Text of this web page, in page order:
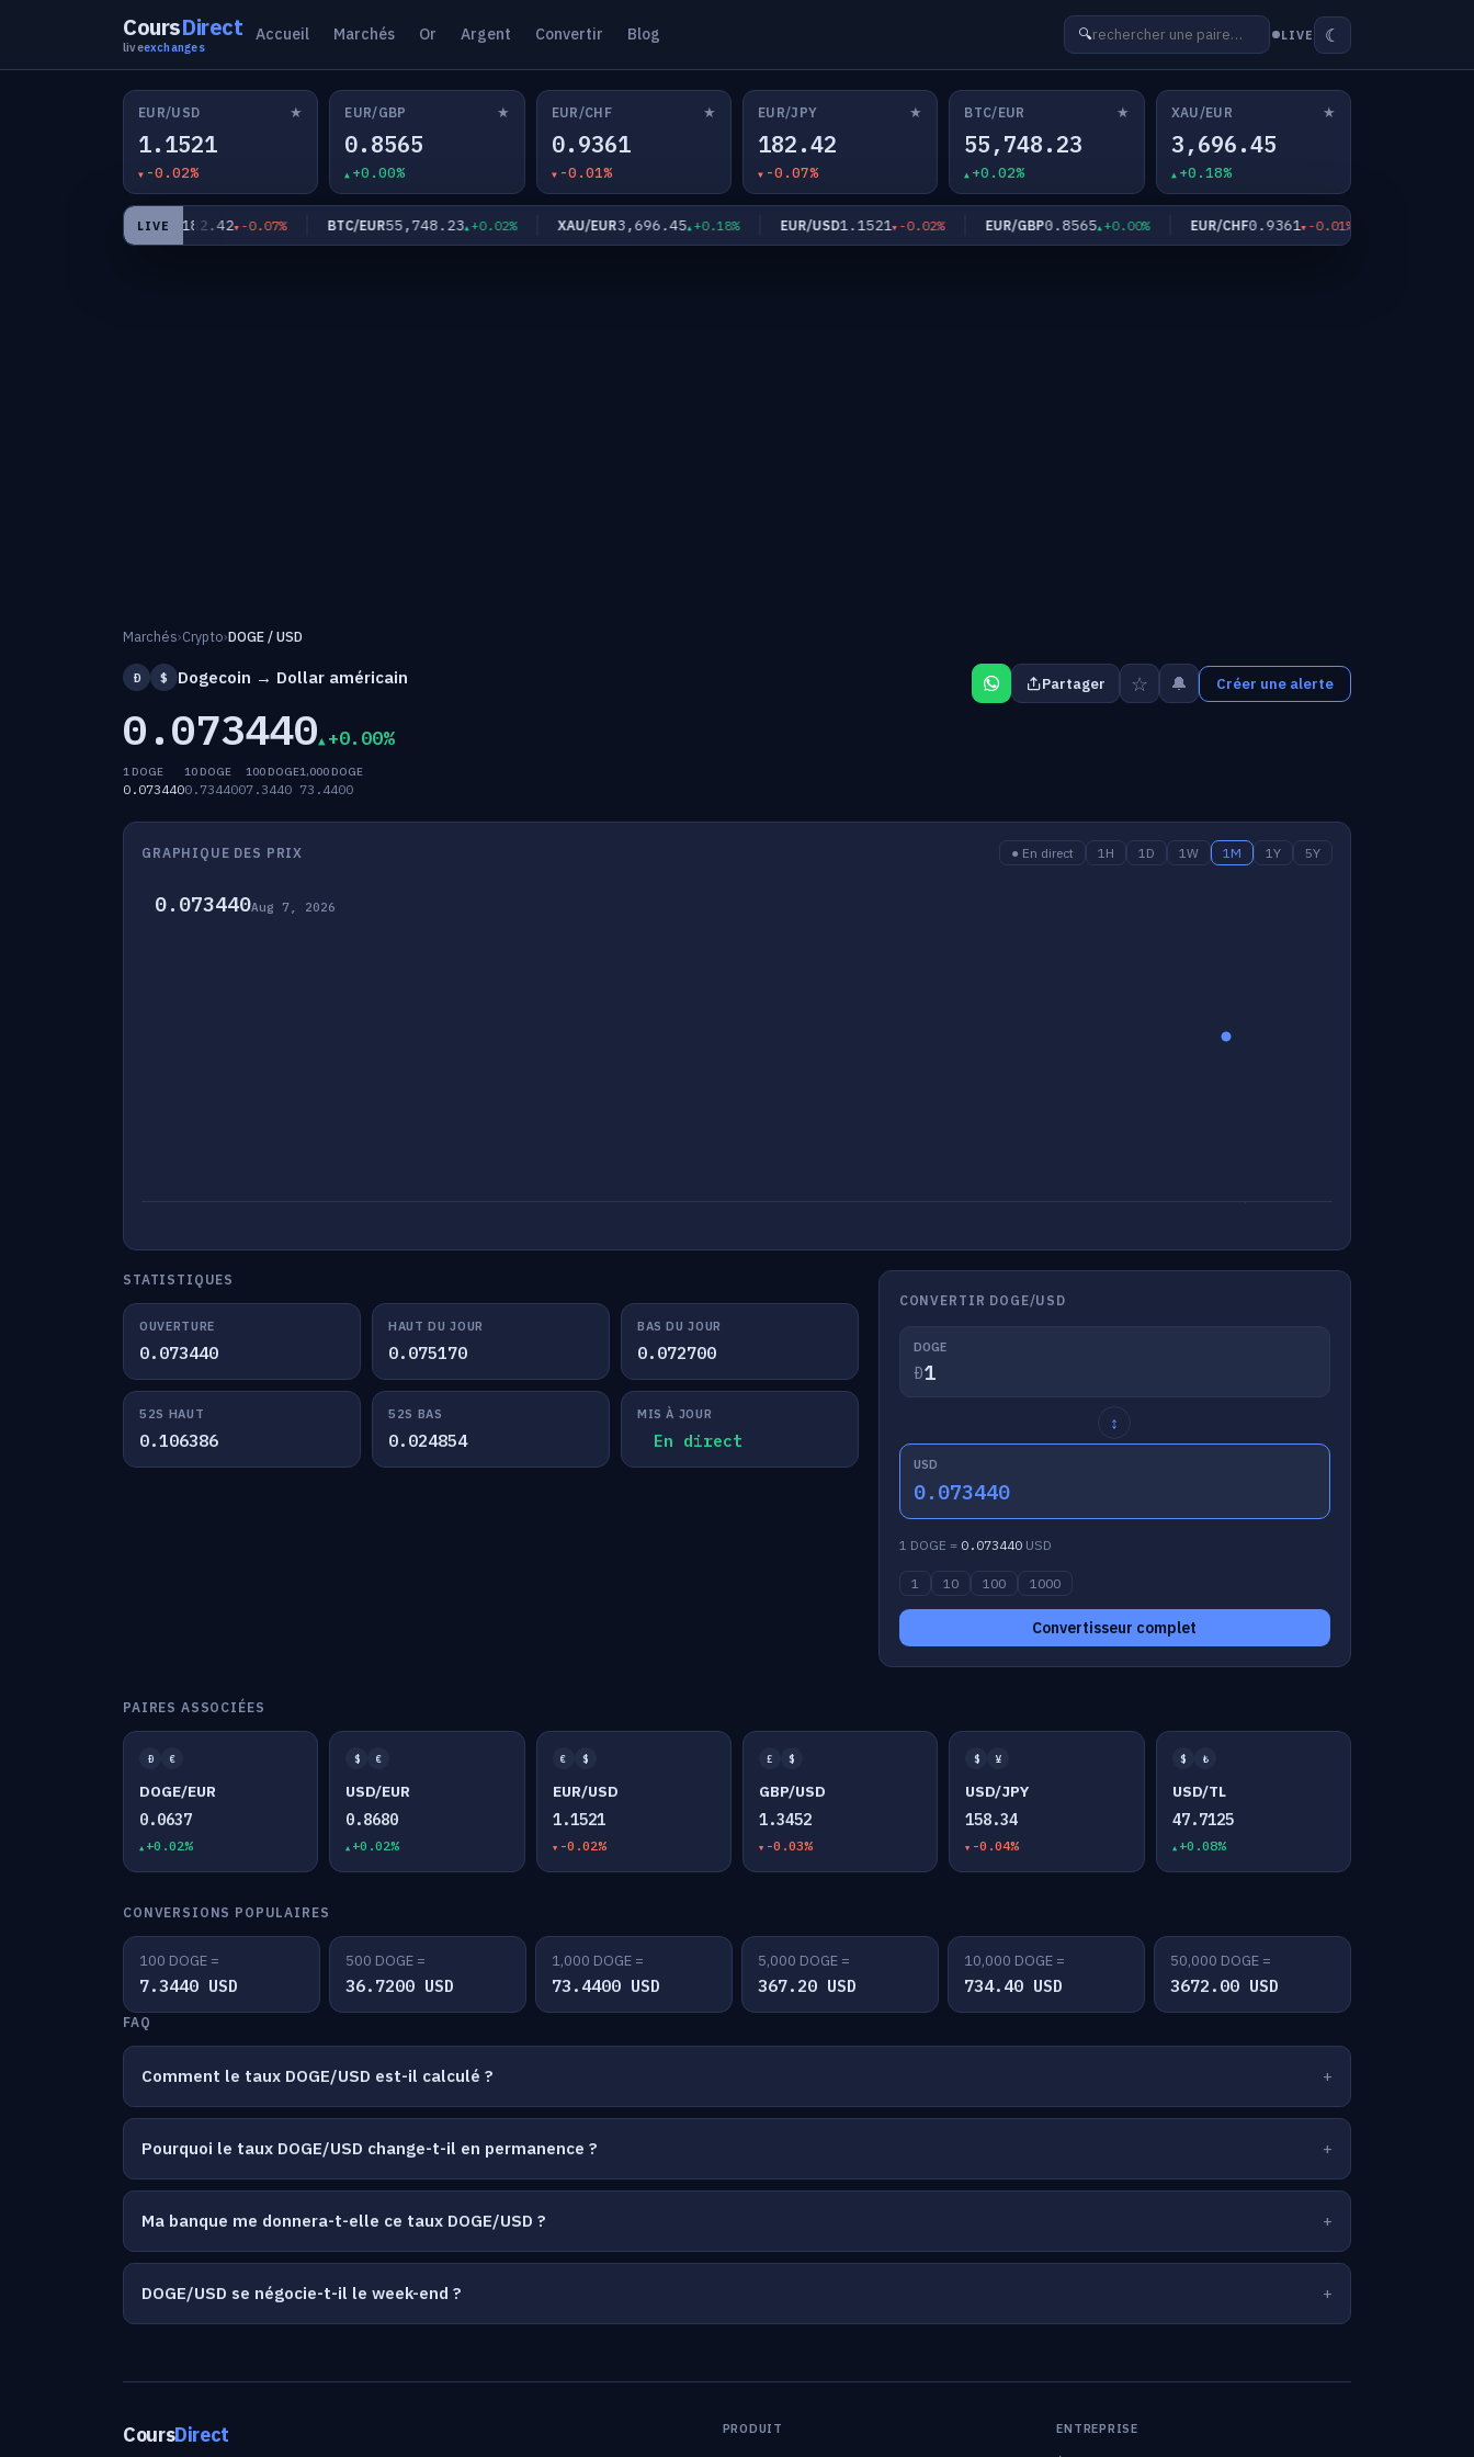
CoursDirect
liveexchanges
Accueil Marchés Or Argent Convertir Blog 🔍 LIVE ☾
EUR/USD ★
1.1521
-0.02%
EUR/GBP ★
0.8565
+0.00%
EUR/CHF ★
0.9361
-0.01%
EUR/JPY ★
182.42
-0.07%
BTC/EUR ★
55,748.23
+0.02%
XAU/EUR ★
3,696.45
+0.18%
LIVE
EUR/JPY182.42 -0.07% BTC/EUR55,748.23 +0.02% XAU/EUR3,696.45 +0.18% EUR/USD1.1521 -0.02% EUR/GBP0.8565 +0.00% EUR/CHF0.9361 -0.01%
Marchés›Crypto›DOGE / USD
Ð $ Dogecoin → Dollar américain
0.073440 +0.00%
1 DOGE
0.073440
10 DOGE
0.734400
100 DOGE
7.3440
1,000 DOGE
73.4400
Partager ☆ 🔔 Créer une alerte
GRAPHIQUE DES PRIX ● En direct 1H 1D 1W 1M 1Y 5Y
0.073440Aug 7, 2026
STATISTIQUES
OUVERTURE
0.073440
HAUT DU JOUR
0.075170
BAS DU JOUR
0.072700
52S HAUT
0.106386
52S BAS
0.024854
MIS À JOUR
En direct
CONVERTIR DOGE/USD
DOGE
Ð
↕
USD
0.073440
1 DOGE = 0.073440USD
1 10 100 1000
Convertisseur complet
PAIRES ASSOCIÉES
Ð €
DOGE/EUR
0.0637
+0.02%
$ €
USD/EUR
0.8680
+0.02%
€ $
EUR/USD
1.1521
-0.02%
£ $
GBP/USD
1.3452
-0.03%
$ ¥
USD/JPY
158.34
-0.04%
$ ₺
USD/TL
47.7125
+0.08%
CONVERSIONS POPULAIRES
100 DOGE =
7.3440 USD
500 DOGE =
36.7200 USD
1,000 DOGE =
73.4400 USD
5,000 DOGE =
367.20 USD
10,000 DOGE =
734.40 USD
50,000 DOGE =
3672.00 USD
FAQ
Comment le taux DOGE/USD est-il calculé ?
Pourquoi le taux DOGE/USD change-t-il en permanence ?
Ma banque me donnera-t-elle ce taux DOGE/USD ?
DOGE/USD se négocie-t-il le week-end ?
CoursDirect PRODUIT ENTREPRISE